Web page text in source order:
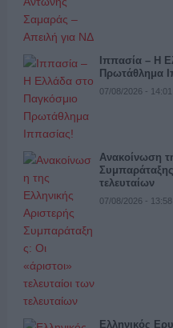
Ιππασία – Η
Πρωτάθλημα
07/08/2026 - 14:01
Ανακοίνωση
τελευταίων
07/08/2026 - 13:58
Ελληνικός